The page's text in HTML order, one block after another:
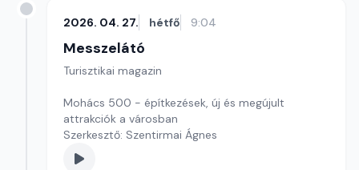
2026. 04. 27. hétfő 9:04
Messzelátó
Turisztikai magazin
Mohács 500 - építkezések, új és megújult
attrakciók a városban
Szerkesztő: Szentirmai Ágnes